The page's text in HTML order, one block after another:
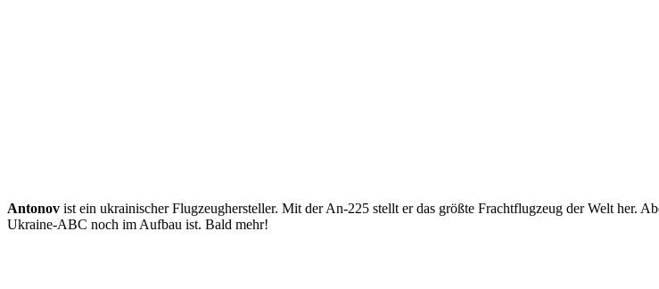
Antonov ist ein ukrai­ni­scher Flug­zeug­her­stel­ler. Mit der An-225 stellt er das größte Fracht­flug­zeug der Welt her.
Ukraine-ABC noch im Aufbau ist. Bald mehr!